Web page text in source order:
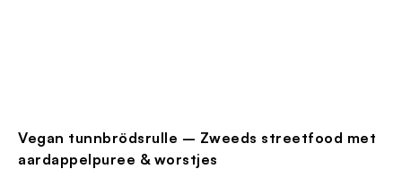
Vegan tunnbrödsrulle – Zweeds streetfood met
aardappelpuree & worstjes